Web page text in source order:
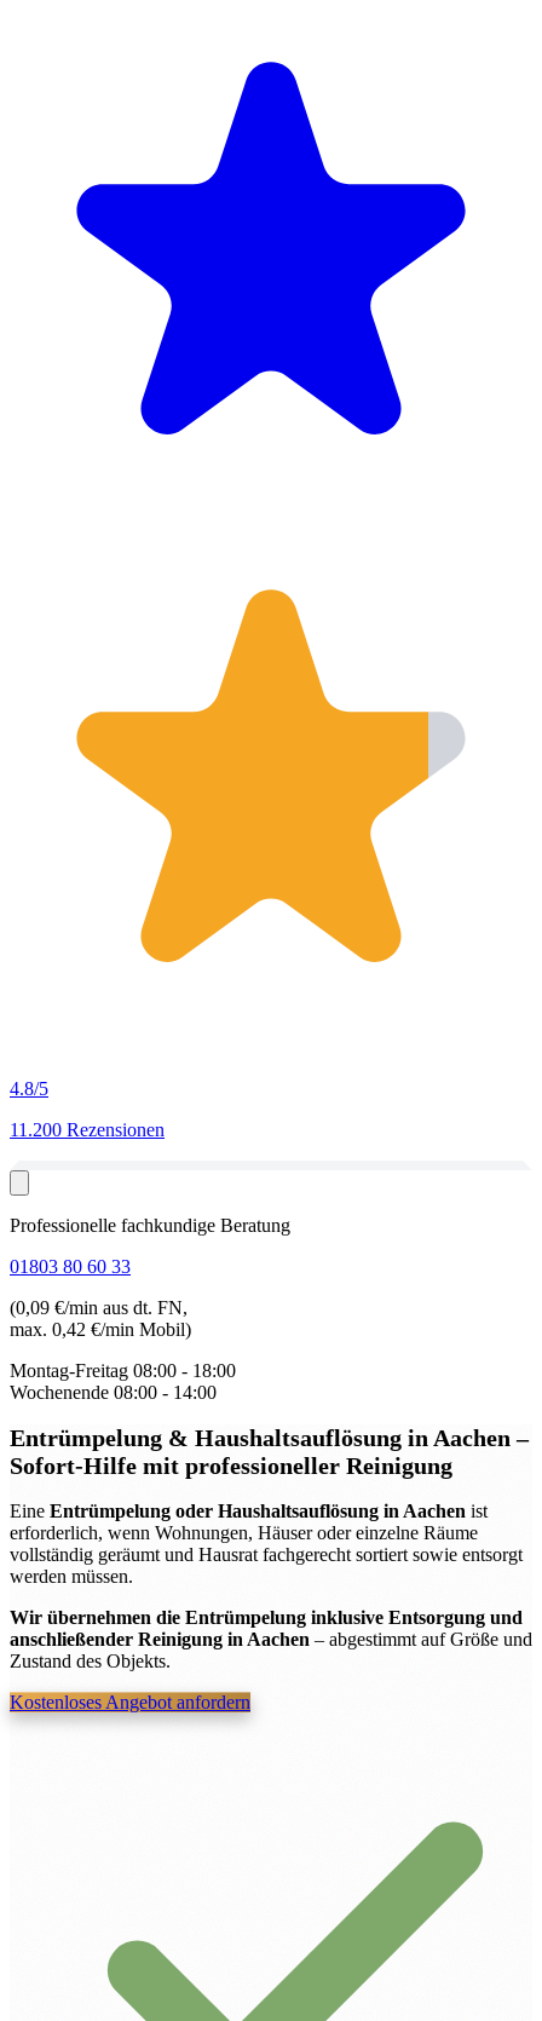
4.8/5
11.200 Rezensionen
Professionelle fachkundige Beratung
01803 80 60 33
(0,09 €/min aus dt. FN,
max. 0,42 €/min Mobil)
Montag-Freitag 08:00 - 18:00
Wochenende 08:00 - 14:00
Entrümpelung & Haushaltsauflösung in Aachen–
Sofort-Hilfe mit professioneller Reinigung
Eine Entrümpelung oder Haushaltsauflösung in Aachen ist
erforderlich, wenn Wohnungen, Häuser oder einzelne Räume
vollständig geräumt und Hausrat fachgerecht sortiert sowie entsorgt
werden müssen.
Wir übernehmen die Entrümpelung inklusive Entsorgung und
anschließender Reinigung in Aachen – abgestimmt auf Größe und
Zustand des Objekts.
Kostenloses Angebot anfordern